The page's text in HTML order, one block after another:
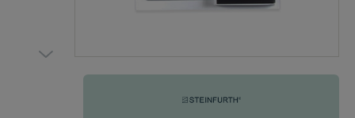
Steinfurth